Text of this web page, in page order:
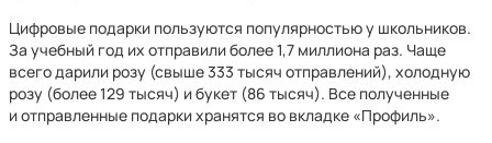
Цифровые подарки пользуются популярностью у школьников.
За учебный год их отправили более 1,7 миллиона раз. Чаще
всего дарили розу (свыше 333 тысяч отправлений), холодную
розу (более 129 тысяч) и букет (86 тысяч). Все полученные
и отправленные подарки хранятся во вкладке «Профиль».